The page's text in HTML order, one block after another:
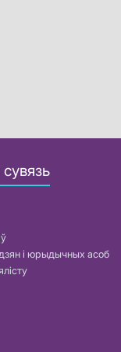
і юрыдычных асоб